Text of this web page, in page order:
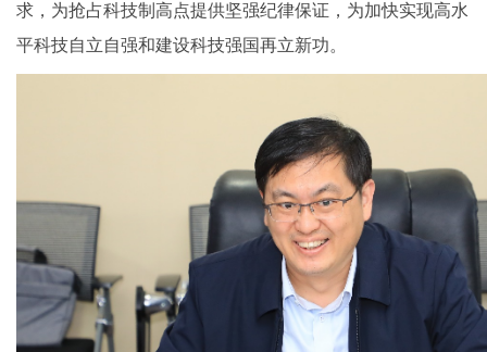
求，为抢占科技制高点提供坚强纪律保证，为加快实现高水
平科技自立自强和建设科技强国再立新功。